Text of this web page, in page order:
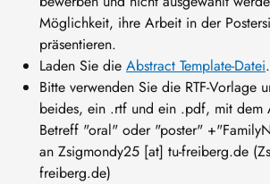
Möglichkeit, ihre Arbeit in der
präsentieren.
Laden Sie die Abstract Template-Datei
Bitte verwenden Sie die RTF-Vorlage
beides, ein .rtf und ein .pdf, mit dem
Betreff "oral" oder "poster"
an Zsigmondy25 [at] tu-freiberg.de
freiberg.de)